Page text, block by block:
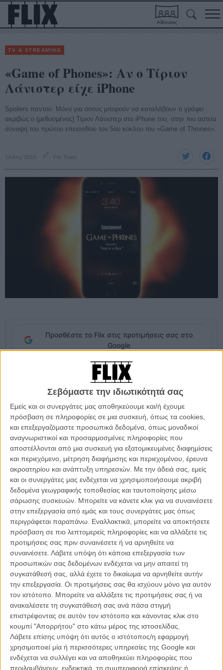
Σεβόμαστε την ιδιωτικότητά σας
Εμείς και οι συνεργάτες μας αποθηκεύουμε και/ή έχουμε
πρόσβαση σε πληροφορίες σε μια συσκευή, όπως τα cookies,
και επεξεργαζόμαστε προσωπικά δεδομένα, όπως μοναδικοί
αναγνωριστικοί και προσαρμοσμένες πληροφορίες που
αποστέλλονται από μια συσκευή για εξατομικευμένες διαφημίσεις
και περιεχόμενο, μέτρηση διαφήμισης και περιεχομένου, έρευνα
ακροατηρίου και ανάπτυξη υπηρεσιών. Με την άδειά σας, εμείς
και οι συνεργάτες μας ενδέχεται να χρησιμοποιήσουμε ακριβή
δεδομένα γεωγραφικής τοποθεσίας και ταυτοποίησης μέσω
σάρωσης συσκευών. Μπορείτε να κάνετε κλικ για να συναινέσετε
στην επεξεργασία από εμάς και τους συνεργάτες μας όπως
περιγράφεται παραπάνω. Εναλλακτικά, μπορείτε να αποκτήσετε
πρόσβαση σε πιο λεπτομερείς πληροφορίες και να αλλάξετε τις
προτιμήσεις σας πριν συναινέσετε ή να αρνηθείτε να
συναινέσετε. Λάβετε υπόψη ότι κάποια επεξεργασία των
προσωπικών σας δεδομένων ενδέχεται να μην απαιτεί τη
συγκατάθεσή σας, αλλά έχετε το δικαίωμα να αρνηθείτε αυτήν
την επεξεργασία. Οι προτιμήσεις σας θα ισχύουν μόνο για αυτόν
τον ιστότοπο. Μπορείτε να αλλάξετε τις προτιμήσεις σας ή να
ανακαλέσετε τη συγκατάθεσή σας ανά πάσα στιγμή
επιστρέφοντας σε αυτόν τον ιστότοπο και κάνοντας κλικ στο
κουμπί "Απορρήτου" στο κάτω μέρος της ιστοσελίδας.
Λάβετε επίσης υπόψη ότι αυτός ο ιστότοπος/η εφαρμογή
χρησιμοποιεί μία ή περισσότερες υπηρεσίες της Google και
ενδέχεται να συλλέγει και να αποθηκεύει πληροφορίες που
περιλαμβάνουν, ενδεικτικά, τη συμπεριφορά επίσκεψης ή
Αίθουσες
TV & STREAMING
«Game of Phones»: Αν ο Τίριον
Λάνιστερ είχε iPhone
Spoilers παντού. Μόνο για όσους μπορούν να καταλάβουν τι γράφει
ακριβώς ο (μεθυσμένος) Τίριον Λάνιστερ στο iPhone του, στην πιο αστεία
σύνοψη του πρώτου επεισοδίου του 5ου κύκλου του «Game of Thrones».
14 Απρ 2015 Flix Team
Προσθέστε το Flix στις προτιμήσεις σας στο
Google
Μέρος της σειράς των βίντεο-παρωδία των επεισοδίων του «Game
of Thrones», το «Game of Phones» περιγράφει το κάθε επεισόδιο
της σειράς μέσα από ένα πιθανό smartphone κάποιου ήρωα...
Γιατο πρώτο επεισόδιο του πέμπτου κύκλου της σειράς,
κρυφοκοιτάμε το iPhone του (μεθυσμένου) Τίριον και προσπαθούμε
να βγάλουμε άκρη στα μεθυσμένα του μηνύματα, καθώς οι κλήσεις
διακόπτουν τη συζήτηση και γενικά τα apps δίνουν και παίρνουν
φωτιά.
Διαβάστε ακόμη: «Game of Thrones», Κύκλος 5, Επεισόδιο 01:
Σημειώσεις
Δείτε εδώ το βίντεο με τίτλο «Imp in a Box»: